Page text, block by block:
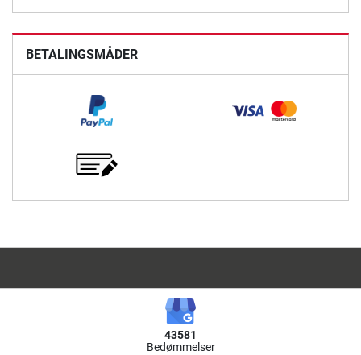
BETALINGSMÅDER
43581
Bedømmelser